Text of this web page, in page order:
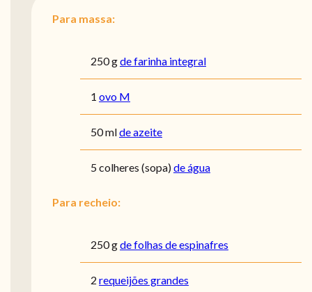
Para massa:
250gde farinha integral
1 ovo M
50mlde azeite
5colheres (sopa)de água
Para recheio:
250gde folhas de espinafres
2 requeijões grandes